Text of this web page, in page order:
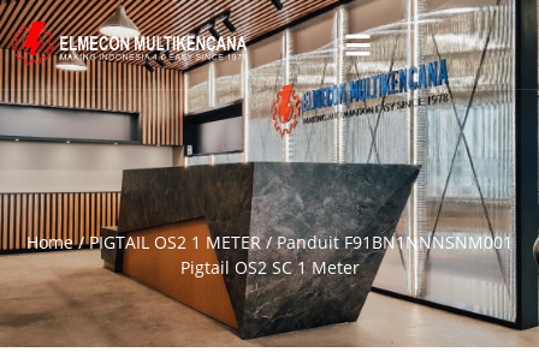
Home/PIGTAIL OS2 1 METER/ Panduit F91BN1NNNSNM001
Pigtail OS2 SC 1 Meter